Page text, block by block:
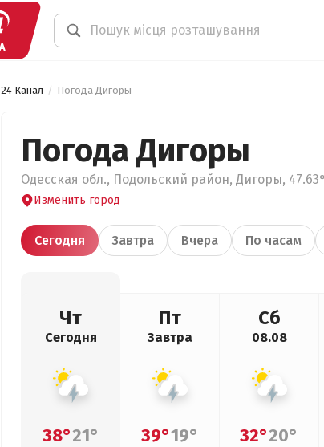
24 Канал Погода Дигоры
Погода Дигоры
Одесская обл., Подольский район, Дигоры,
Изменить город
Сегодня Завтра Вчера По часам
Чт
Сегодня
38°21°
Пт
Завтра
39°19°
Сб
08.08
32°20°